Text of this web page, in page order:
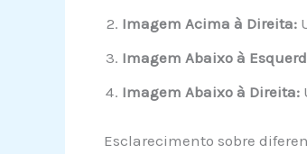
Imagem Acima à Direita:
Imagem Abaixo à
Imagem Abaixo à Direita:
Esclarecimento sobre